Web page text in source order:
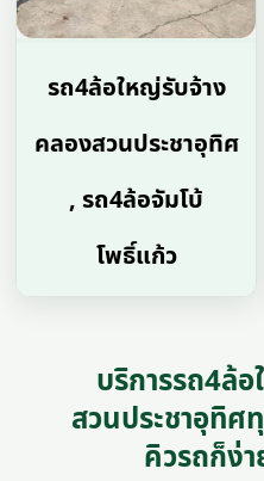
รถ4ล้อใหญ่รับจ้าง
คลองสวนประชาอุทิศ
, รถ4ล้อจัมโบ้
โพธิ์แก้ว
บริการรถ4ล้
สวนประชาอุทิศ
คิวรถก็ง่